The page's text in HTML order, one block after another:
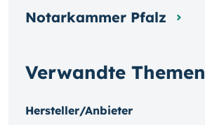
Verwandte Themen
Hersteller/Anbieter
Notarkammer Pfalz